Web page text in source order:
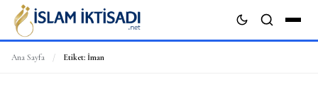
Ana Sayfa / Etiket: İman